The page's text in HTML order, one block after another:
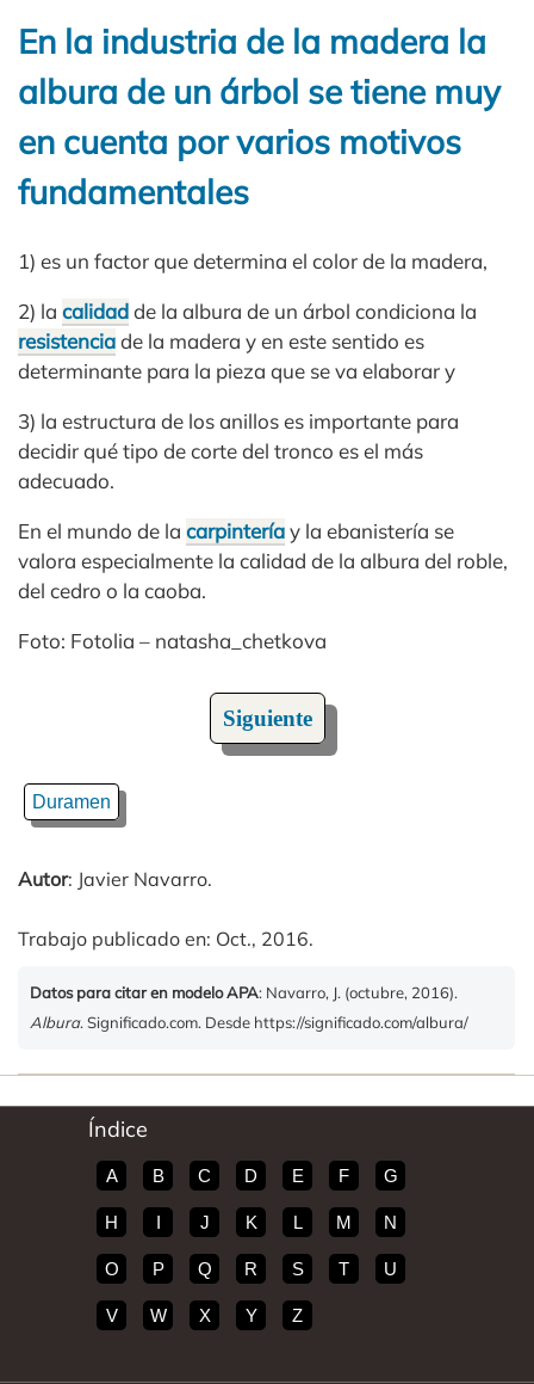
En la industria de la madera la
albura de un árbol se tiene muy
en cuenta por varios motivos
fundamentales
1) es un factor que determina el color de la madera,
2) la calidadde la albura de un árbol condiciona la
resistenciade la madera y en este sentido es
determinante para la pieza que se va elaborar y
3) la estructura de los anillos es importante para
decidir qué tipo de corte del tronco es el más
adecuado.
En el mundo de la carpinteríay la ebanistería se
valora especialmente la calidad de la albura del roble,
del cedro o la caoba.
Foto: Fotolia – natasha_chetkova
Siguiente
Duramen
Autor: Javier Navarro.
Trabajo publicado en: Oct., 2016.
Datos para citar en modelo APA: Navarro, J. (octubre, 2016).
Albura. Significado.com. Desde https://significado.com/albura/
Índice
A B C D E F G
H I J K L M N
O P Q R S T U
V W X Y Z